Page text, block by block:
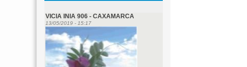
VICIA INIA 906 - CAXAMARCA
13/05/2019 - 15:17